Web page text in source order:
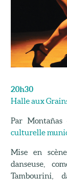
20h30
Halle aux
Par
culturelle
Mise en
danseuse,
Tambourini,